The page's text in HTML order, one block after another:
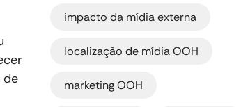
de
impacto da mídia externa
localização de mídia OOH
marketing OOH